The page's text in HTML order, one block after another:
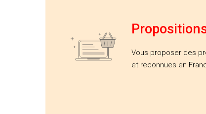
Vous proposer des
et reconnues en